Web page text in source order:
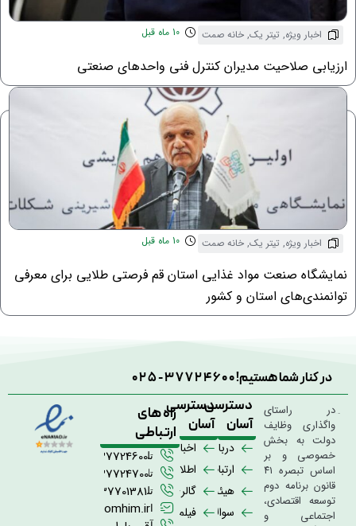
اخبار ویژه, تیتر یک, خانه صمت 10 ماه قبل
ارزیابی صلاحیت مدیران کنترل فنی واحدهای صنعتی
اخبار ویژه, تیتر یک, خانه صمت 10 ماه قبل
نمایشگاه صنعت مواد غذایی استان قم فرصتی طلایی برای معرفی
توانمندی‌های استان و کشور
در کنار شما هستیم!025-37724600
در راستای
واگذاری وظایف
دولت به بخش
خصوصی و بر
اساس تبصره ۴۱
قانون برنامه دوم
توسعه اقتصادی،
اجتماعی و
دسترسی
آسان
درباره
ما
ارتباط
با
هیئت
مدیره
سوالات
دسترسی
آسان
اخبار
اطلاعیه
ها
گالری
تصاویر
فیلم
راه های
ارتباطی
تلفن
02537724600
تلفن
02537724700
تلفن
02537701381
ایمیل
info@qomhim.ir